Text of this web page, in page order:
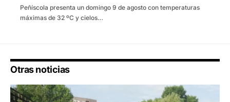
Peñíscola presenta un domingo 9 de agosto con temperaturas
máximas de 32 ºC y cielos…
Otras noticias